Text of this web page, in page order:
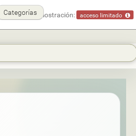
Modo demostración: acceso limitado
Categorías